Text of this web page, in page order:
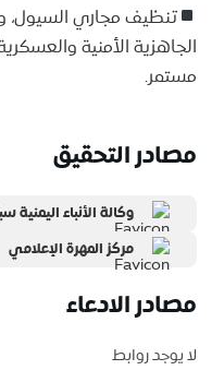
تنظيف مجاري السيول،
الجاهزية الأمنية
مستمر.
مصادر التحقيق
وكالة الأنباء
مركز المهرة الإعلامي
مصادر الادعاء
لا يوجد روابط